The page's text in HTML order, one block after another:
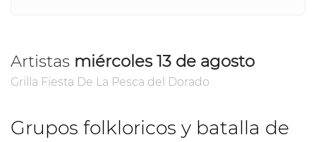
Artistas miércoles 13 de agosto
Grilla Fiesta De La Pesca del Dorado
Grupos folkloricos y batalla de